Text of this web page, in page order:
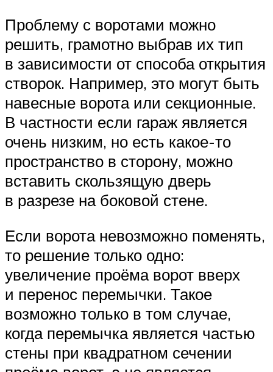
Проблему с воротами можно
решить, грамотно выбрав их тип
в зависимости от способа открытия
створок. Например, это могут быть
навесные ворота или секционные.
В частности если гараж является
очень низким, но есть какое-то
пространство в сторону, можно
вставить скользящую дверь
в разрезе на боковой стене.
Если ворота невозможно поменять,
то решение только одно:
увеличение проёма ворот вверх
и перенос перемычки. Такое
возможно только в том случае,
когда перемычка является частью
стены при квадратном сечении